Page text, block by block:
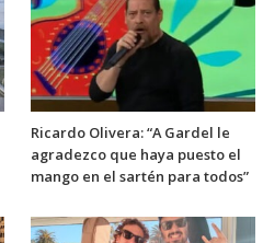
Ricardo Olivera: “A Gardel le
agradezco que haya puesto el
mango en el sartén para todos”